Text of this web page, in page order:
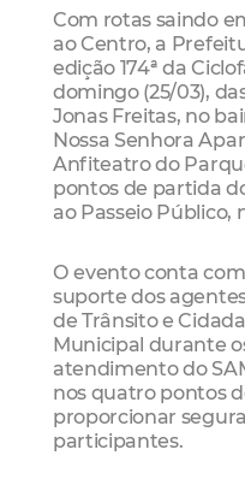
Com rotas saindo
ao Centro, a
edição 174ª da
domingo (25/03),
Jonas Freitas, no
Nossa Senhora
Anfiteatro do
pontos de partida
ao Passeio Público,
O evento conta
suporte dos
de Trânsito e
Municipal durante
atendimento do
nos quatro pontos
proporcionar
participantes.